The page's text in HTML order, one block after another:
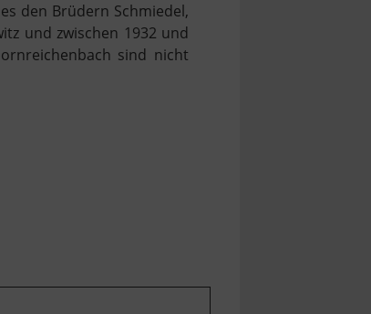
den Brüdern Schmiedel,
und zwischen 1932 und
sind nicht